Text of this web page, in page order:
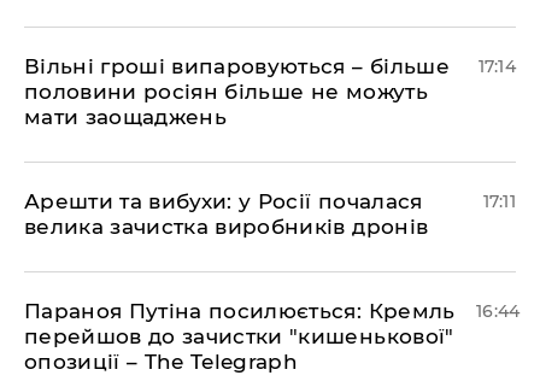
Вільні гроші випаровуються – більше
половини росіян більше не можуть
мати заощаджень
17:14
Арешти та вибухи: у Росії почалася
велика зачистка виробників дронів
17:11
Параноя Путіна посилюється: Кремль
перейшов до зачистки "кишенькової"
опозиції – The Telegraph
16:44